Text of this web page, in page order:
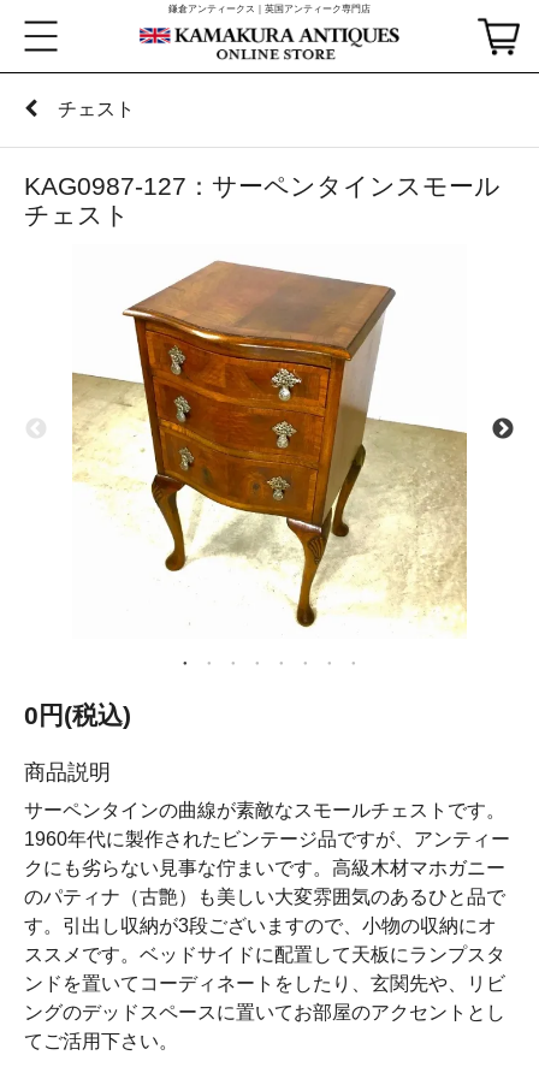
鎌倉アンティークス｜英国アンティーク専門店
チェスト
KAG0987-127：サーペンタインスモール
チェスト
0円(税込)
商品説明
サーペンタインの曲線が素敵なスモールチェストです。
1960年代に製作されたビンテージ品ですが、アンティー
クにも劣らない見事な佇まいです。高級木材マホガニー
のパティナ（古艶）も美しい大変雰囲気のあるひと品で
す。引出し収納が3段ございますので、小物の収納にオ
ススメです。ベッドサイドに配置して天板にランプスタ
ンドを置いてコーディネートをしたり、玄関先や、リビ
ングのデッドスペースに置いてお部屋のアクセントとし
てご活用下さい。